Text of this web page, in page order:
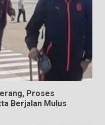
Proses
Berjalan Mulus